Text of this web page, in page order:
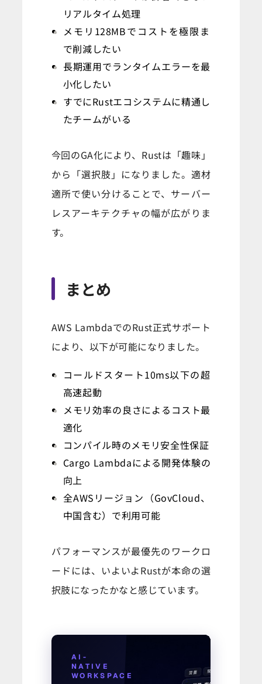
リアルタイム処理
メモリ128MBでコストを極限ま
で削減したい
長期運用でランタイムエラーを最
小化したい
すでにRustエコシステムに精通し
たチームがいる
今回のGA化により、Rustは「趣味」
から「選択肢」になりました。適材
適所で使い分けることで、サーバー
レスアーキテクチャの幅が広がりま
す。
まとめ
AWS LambdaでのRust正式サポート
により、以下が可能になりました。
コールドスタート10ms以下の超
高速起動
メモリ効率の良さによるコスト最
適化
コンパイル時のメモリ安全性保証
Cargo Lambdaによる開発体験の
向上
全AWSリージョン（GovCloud、
中国含む）で利用可能
パフォーマンスが最優先のワークロ
ードには、いよいよRustが本命の選
択肢になったかなと感じています。
AI-
NATIVE
WORKSPACE